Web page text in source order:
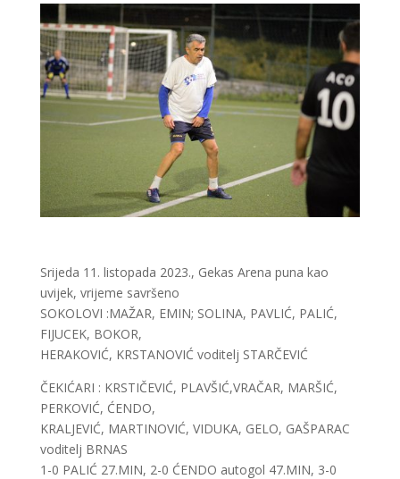
Srijeda 11. listopada 2023., Gekas Arena puna kao
uvijek, vrijeme savršeno
SOKOLOVI :MAŽAR, EMIN; SOLINA, PAVLIĆ, PALIĆ,
FIJUCEK, BOKOR,
HERAKOVIĆ, KRSTANOVIĆ voditelj STARČEVIĆ
ČEKIĆARI : KRSTIČEVIĆ, PLAVŠIĆ,VRAČAR, MARŠIĆ,
PERKOVIĆ, ĆENDO,
KRALJEVIĆ, MARTINOVIĆ, VIDUKA, GELO, GAŠPARAC
voditelj BRNAS
1-0 PALIĆ 27.MIN, 2-0 ĆENDO autogol 47.MIN, 3-0